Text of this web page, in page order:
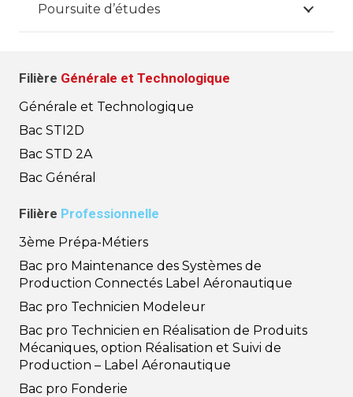
Poursuite d’études
Filière Générale et Technologique
Générale et Technologique
Bac STI2D
Bac STD 2A
Bac Général
Filière Professionnelle
3ème Prépa-Métiers
Bac pro Maintenance des Systèmes de
Production Connectés Label Aéronautique
Bac pro Technicien Modeleur
Bac pro Technicien en Réalisation de Produits
Mécaniques, option Réalisation et Suivi de
Production – Label Aéronautique
Bac pro Fonderie